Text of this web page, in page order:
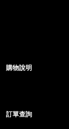
購物說明
訂單查詢